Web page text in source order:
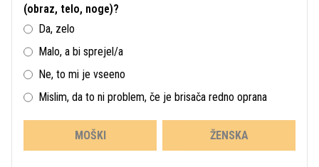
(obraz, telo, noge)?
Da, zelo
Malo, a bi sprejel/a
Ne, to mi je vseeno
Mislim, da to ni problem, če je brisača redno oprana
MOŠKI ŽENSKA